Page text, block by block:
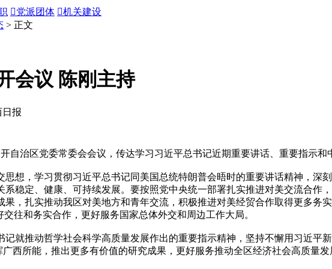
党派团体 机关建设
> 正文
会议 陈刚主持
报
治区党委常委会会议，传达学习习近平总书记近期重要讲话、重要指示和
，学习贯彻习近平总书记同美国总统特朗普会晤时的重要讲话精神，深
稳定、健康、可持续发展。要按照党中央统一部署扎实推进对美交流合作
，扎实推动我区对美地方和青年交流，积极推进对美经贸合作取得更多务
往和务实合作，更好服务国家总体外交和周边工作大局。
推动哲学社会科学高质量发展作出的重要指示精神，坚持不懈用习近平
西所能，推出更多有价值的研究成果，更好服务推动全区经济社会高质量发